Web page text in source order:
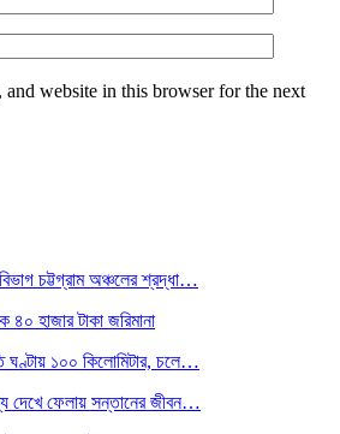
and website in this browser for the next
চট্টগ্রাম অঞ্চলের শ্রদ্ধা…
৪০ হাজার টাকা জরিমানা
ঘণ্টায় ১০০ কিলোমিটার, চলে…
দেখে ফেলায় সন্তানের জীবন…